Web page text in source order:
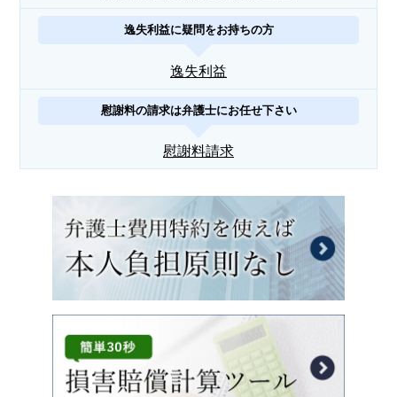
逸失利益に疑問をお持ちの方
逸失利益
慰謝料の請求は弁護士にお任せ下さい
慰謝料請求